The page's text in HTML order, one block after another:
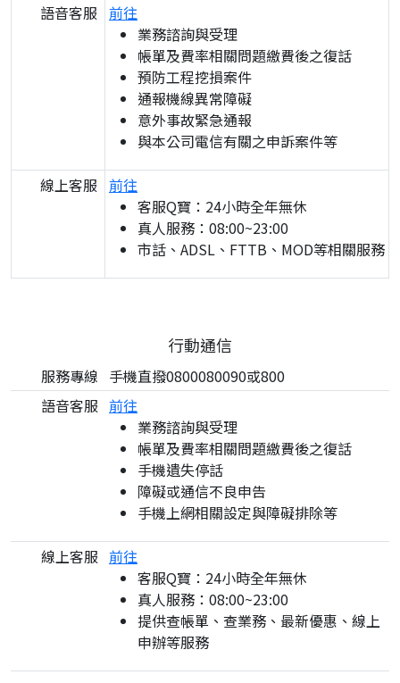
語音客服 前往
業務諮詢與受理
帳單及費率相關問題繳費後之復話
預防工程挖損案件
通報機線異常障礙
意外事故緊急通報
與本公司電信有關之申訴案件等
線上客服 前往
客服Q寶：24小時全年無休
真人服務：08:00~23:00
市話、ADSL、FTTB、MOD等相關服務
行動通信
服務專線 手機直撥0800080090或800
語音客服 前往
業務諮詢與受理
帳單及費率相關問題繳費後之復話
手機遺失停話
障礙或通信不良申告
手機上網相關設定與障礙排除等
線上客服 前往
客服Q寶：24小時全年無休
真人服務：08:00~23:00
提供查帳單、查業務、最新優惠、線上
申辦等服務